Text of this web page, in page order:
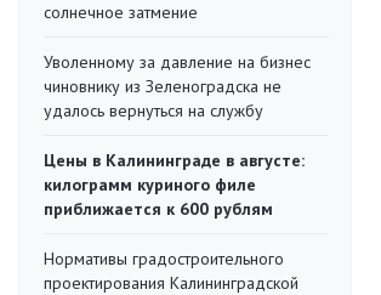
солнечное затмение
Уволенному за давление на бизнес
чиновнику из Зеленоградска не
удалось вернуться на службу
Цены в Калининграде в августе:
килограмм куриного филе
приближается к 600 рублям
Нормативы градостроительного
проектирования Калининградской